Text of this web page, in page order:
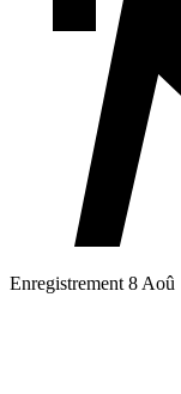
Enregistrement 8 Aoû